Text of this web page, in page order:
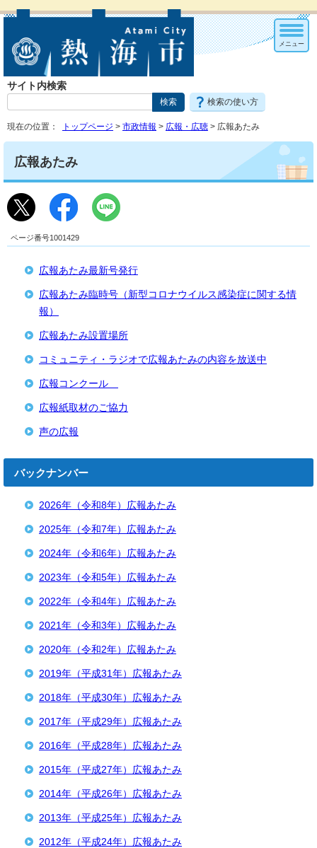
サイト内検索
検索の使い方
メニュー
現在の位置： トップページ > 市政情報 > 広報・広聴 > 広報あたみ
広報あたみ
ページ番号1001429
広報あたみ最新号発行
広報あたみ臨時号（新型コロナウイルス感染症に関する情
報）
広報あたみ設置場所
コミュニティ・ラジオで広報あたみの内容を放送中
広報コンクール
広報紙取材のご協力
声の広報
バックナンバー
2026年（令和8年）広報あたみ
2025年（令和7年）広報あたみ
2024年（令和6年）広報あたみ
2023年（令和5年）広報あたみ
2022年（令和4年）広報あたみ
2021年（令和3年）広報あたみ
2020年（令和2年）広報あたみ
2019年（平成31年）広報あたみ
2018年（平成30年）広報あたみ
2017年（平成29年）広報あたみ
2016年（平成28年）広報あたみ
2015年（平成27年）広報あたみ
2014年（平成26年）広報あたみ
2013年（平成25年）広報あたみ
2012年（平成24年）広報あたみ